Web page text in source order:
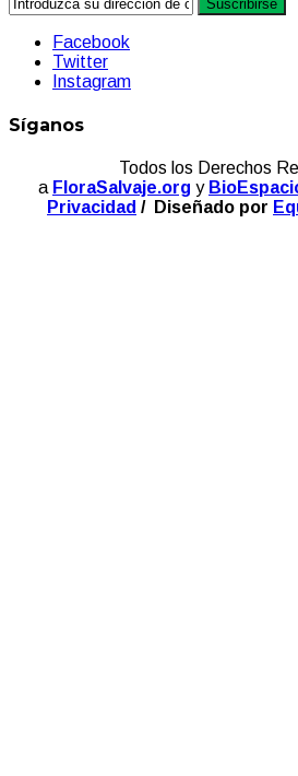
Suscribirse
Facebook
Twitter
Instagram
Síganos
Todos los Derechos
a FloraSalvaje.org y
Privacidad / Diseñado por